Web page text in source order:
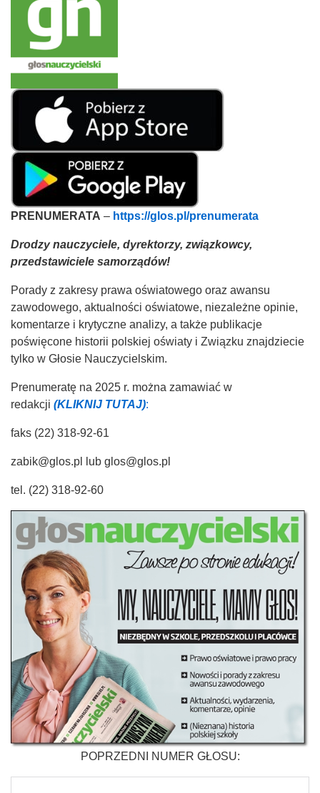
PRENUMERATA – https://glos.pl/prenumerata
Drodzy nauczyciele, dyrektorzy, związkowcy,
przedstawiciele samorządów!
Porady z zakresy prawa oświatowego oraz awansu
zawodowego, aktualności oświatowe, niezależne opinie,
komentarze i krytyczne analizy, a także publikacje
poświęcone historii polskiej oświaty i Związku znajdziecie
tylko w Głosie Nauczycielskim.
Prenumeratę na 2025 r. można zamawiać w
redakcji (KLIKNIJ TUTAJ):
faks (22) 318-92-61
zabik@glos.pl lub glos@glos.pl
tel. (22) 318-92-60
POPRZEDNI NUMER GŁOSU: